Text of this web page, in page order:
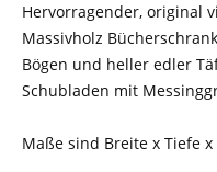
Hervorragender, original
Massivholz
Bögen und heller edler
Schubladen mit
Maße sind Breite x Tiefe x